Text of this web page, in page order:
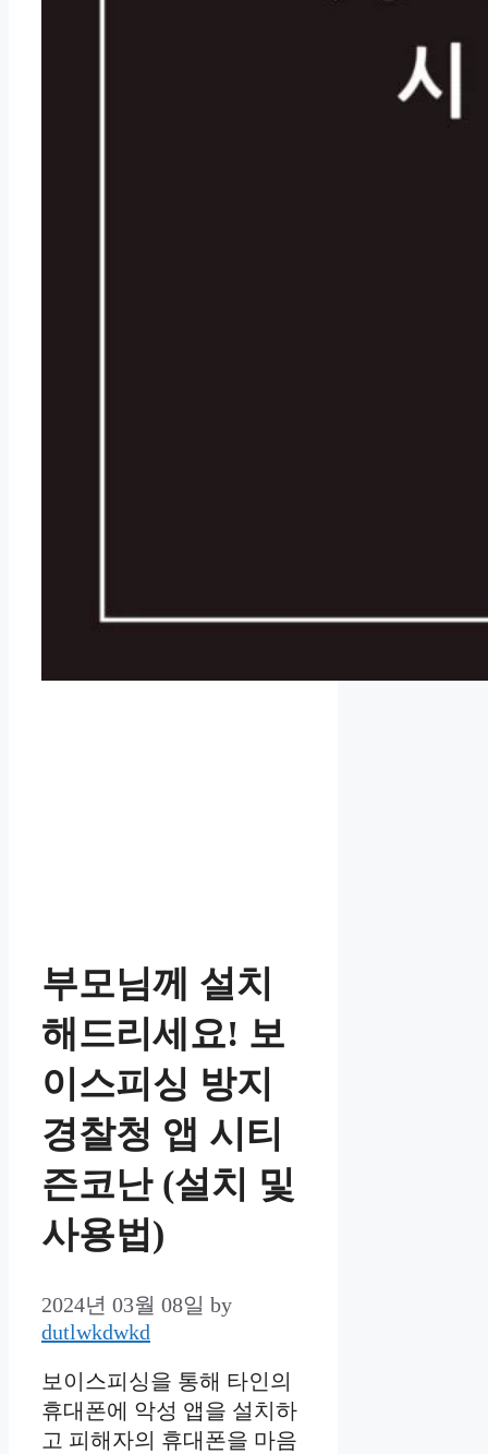
부모님께 설치
해드리세요! 보
이스피싱 방지
경찰청 앱 시티
즌코난 (설치 및
사용법)
2024년 03월 08일 by
dutlwkdwkd
보이스피싱을 통해 타인의
휴대폰에 악성 앱을 설치하
고 피해자의 휴대폰을 마음